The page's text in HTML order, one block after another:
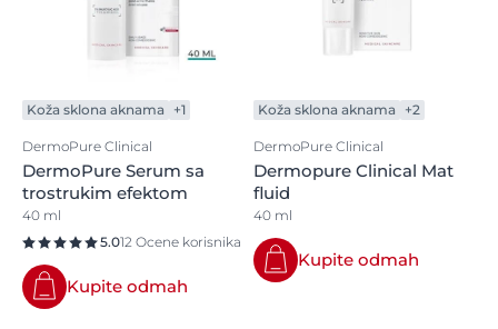
Koža sklona aknama +1
DermoPure Clinical
DermoPure Serum sa
trostrukim efektom
40 ml
5.012 Ocene korisnika
Kupite odmah
Koža sklona aknama +2
DermoPure Clinical
Dermopure Clinical Mat
fluid
40 ml
Kupite odmah